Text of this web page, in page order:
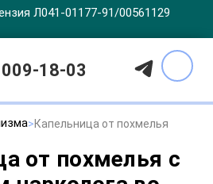
Л041-01177-91/00561129
18-03
Капельница от похмелья
от похмелья с